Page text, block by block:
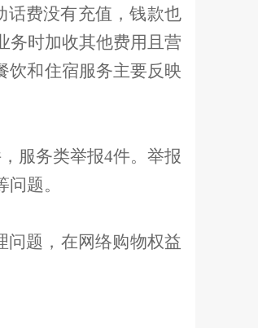
话费没有充值，钱款也
务时加收其他费用且营
饮和住宿服务主要反映
服务类举报4件。举报
题。
问题，在网络购物权益